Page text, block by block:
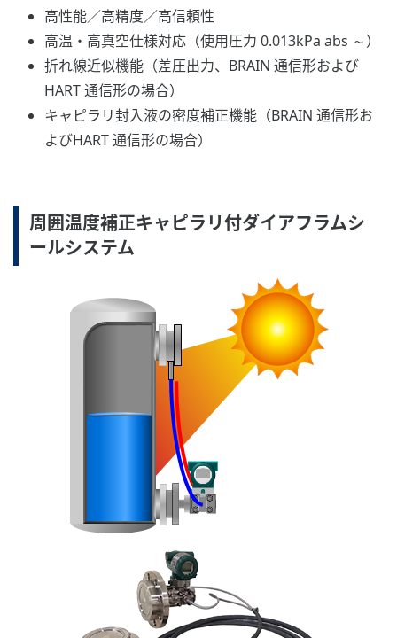
高性能／高精度／高信頼性
高温・高真空仕様対応（使用圧力 0.013kPa abs ～）
折れ線近似機能（差圧出力、BRAIN 通信形および
HART 通信形の場合）
キャピラリ封入液の密度補正機能（BRAIN 通信形お
よびHART 通信形の場合）
周囲温度補正キャピラリ付ダイアフラムシ
ールシステム